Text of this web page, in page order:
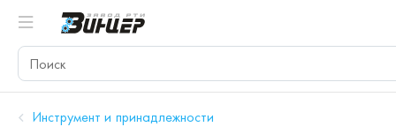
Инструмент и принадлежности